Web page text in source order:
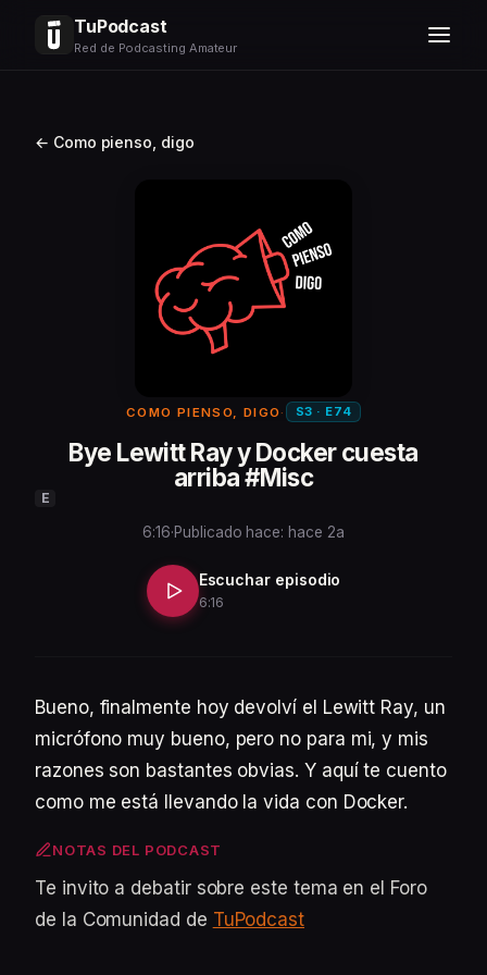
TuPodcast
Red de Podcasting Amateur
← Como pienso, digo
COMO PIENSO, DIGO · S3 · E74
Bye Lewitt Ray y Docker cuesta
arriba #Misc
E
6:16·Publicado hace: hace 2a
Escuchar episodio
6:16
Bueno, finalmente hoy devolví el Lewitt Ray, un
micrófono muy bueno, pero no para mi, y mis
razones son bastantes obvias. Y aquí te cuento
como me está llevando la vida con Docker.
NOTAS DEL PODCAST
Te invito a debatir sobre este tema en el Foro
de la Comunidad de TuPodcast